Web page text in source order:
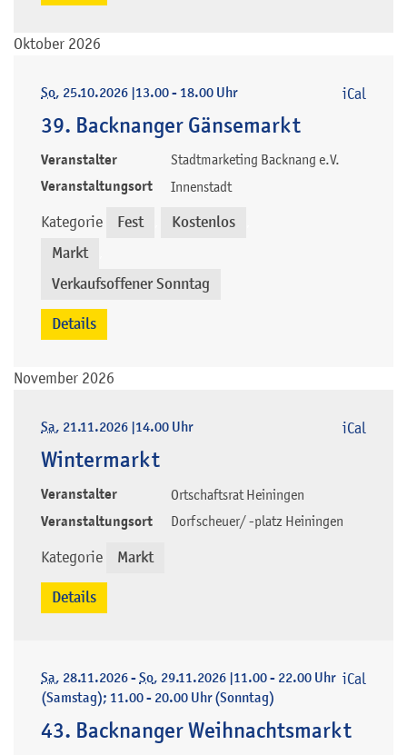
Oktober 2026
So, 25.10.2026 |13.00 - 18.00 Uhr
39. Backnanger Gänsemarkt
Veranstalter Stadtmarketing Backnang e.V.
Veranstaltungsort Innenstadt
Kategorie Fest Kostenlos
Markt
Verkaufsoffener Sonntag
iCal
Details
November 2026
Sa, 21.11.2026 |14.00 Uhr
Wintermarkt
Veranstalter Ortschaftsrat Heiningen
Veranstaltungsort Dorfscheuer/ -platz Heiningen
Kategorie Markt
iCal
Details
Sa, 28.11.2026-So, 29.11.2026 |11.00 - 22.00 Uhr
(Samstag); 11.00 - 20.00 Uhr (Sonntag)
43. Backnanger Weihnachtsmarkt
iCal